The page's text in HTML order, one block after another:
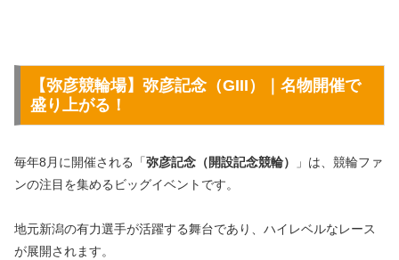
【弥彦競輪場】弥彦記念（GIII）｜名物開催で
盛り上がる！
毎年8月に開催される「弥彦記念（開設記念競輪）
」は、競輪ファ
ンの注目を集めるビッグイベントです。
地元新潟の有力選手が活躍する舞台であり、ハイレベルなレース
が展開されます。